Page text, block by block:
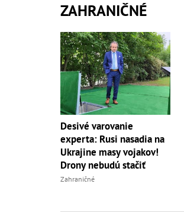
ZAHRANIČNÉ
Desivé varovanie
experta: Rusi nasadia na
Ukrajine masy vojakov!
Drony nebudú stačiť
Zahraničné